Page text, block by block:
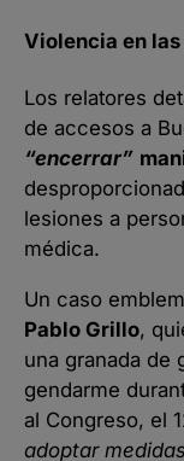
Violencia en
Los relatores
de accesos a
“encerrar”
lesiones a
médica.
Un caso
Pablo Grillo,
una granada de
gendarme
al Congreso, el
adoptar